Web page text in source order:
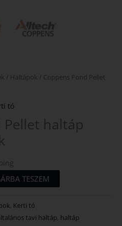
/ Haltápok / Coppens Pond Pellet
tó
Pellet haltáp
TESZEM
, Kerti tó
tavi haltáp, haltáp